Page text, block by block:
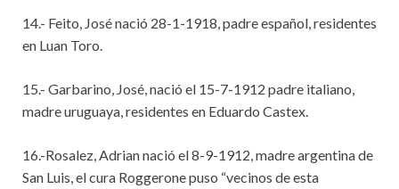
14.- Feito, José nació 28-1-1918, padre español, residentes
en Luan Toro.
15.- Garbarino, José, nació el 15-7-1912 padre italiano,
madre uruguaya, residentes en Eduardo Castex.
16.-Rosalez, Adrian nació el 8-9-1912, madre argentina de
San Luis, el cura Roggerone puso “vecinos de esta